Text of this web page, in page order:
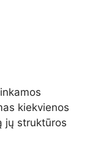
kiekvienos
jų struktūros